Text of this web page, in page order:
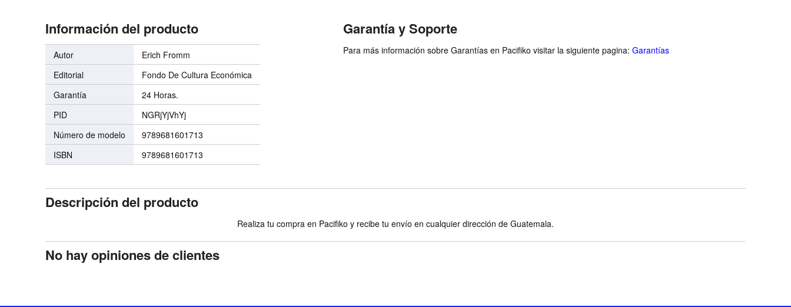
Información del producto
Autor
Erich Fromm
Editorial
Fondo De Cultura Económica
Garantía
24 Horas.
PID
NGRjYjVhYj
Número de modelo
9789681601713
ISBN
9789681601713
Garantía y Soporte
Para más información sobre Garantías en Pacifiko visitar la siguiente pagina: Garantías
Descripción del producto
Realiza tu compra en Pacifiko y recibe tu envío en cualquier dirección de Guatemala.
No hay opiniones de clientes